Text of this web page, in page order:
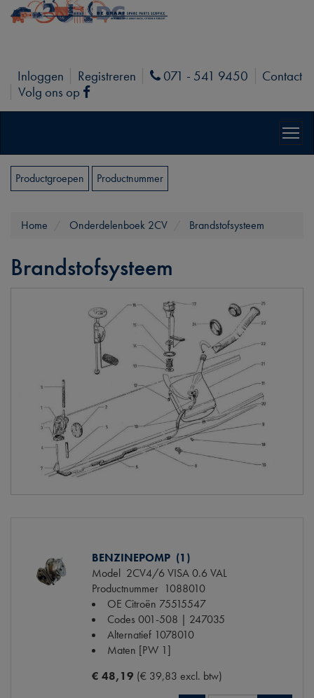
Inloggen Registreren Phone
071 - 541 9450
Contact
Volg ons op
Facebook
Productgroepen Productnummer
Home Onderdelenboek 2CV Brandstofsysteem
Brandstofsysteem
BENZINEPOMP (1)
Model 2CV4/6 VISA 0.6 VAL
Productnummer 1088010
OE Citroën 75515547
Codes 001-508 | 247035
Alternatief 1078010
Maten [PW 1]
€ 48,19 (€ 39,83 excl. btw)